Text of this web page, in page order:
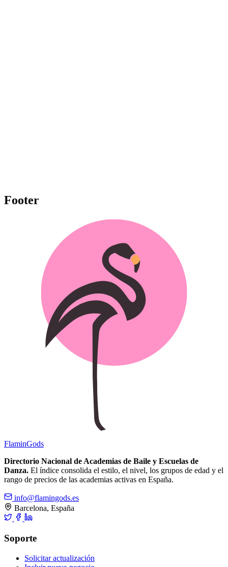
Footer
FlaminGods
Directorio Nacional de Academias de Baile y Escuelas de
Danza. El índice consolida el estilo, el nivel, los grupos de edad y el
rango de precios de las academias activas en España.
info@flamingods.es
Barcelona, España
Soporte
Solicitar actualización